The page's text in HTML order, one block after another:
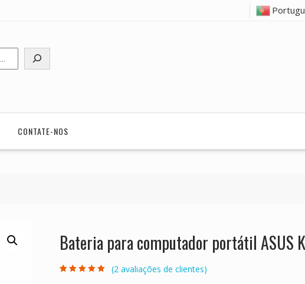
CONTATE-NOS
Bateria para computador portátil ASUS
(2 avaliações de clientes)